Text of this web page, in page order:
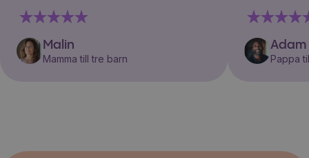
Malin
Mamma till tre barn
Adam
Pappa